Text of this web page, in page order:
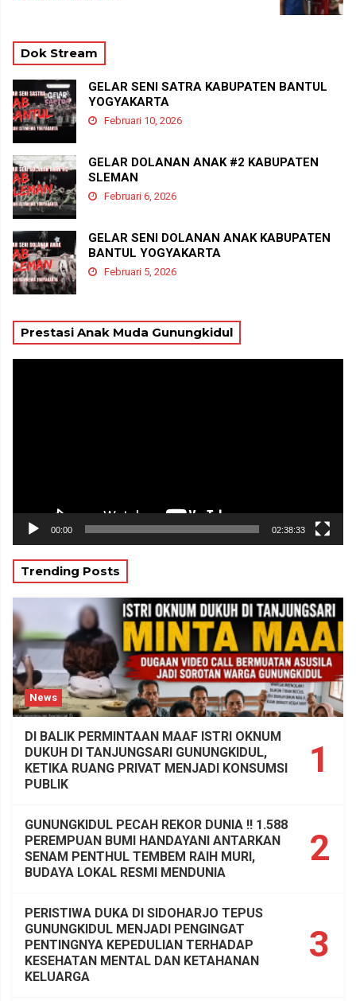
Dok Stream
GELAR SENI SATRA KABUPATEN BANTUL
YOGYAKARTA
Februari 10, 2026
GELAR DOLANAN ANAK #2 KABUPATEN
SLEMAN
Februari 6, 2026
GELAR SENI DOLANAN ANAK KABUPATEN
BANTUL YOGYAKARTA
Februari 5, 2026
Prestasi Anak Muda Gunungkidul
00:00 02:38:33
Trending Posts
News
1
DI BALIK PERMINTAAN MAAF ISTRI OKNUM
DUKUH DI TANJUNGSARI GUNUNGKIDUL,
KETIKA RUANG PRIVAT MENJADI KONSUMSI
PUBLIK
2
GUNUNGKIDUL PECAH REKOR DUNIA !! 1.588
PEREMPUAN BUMI HANDAYANI ANTARKAN
SENAM PENTHUL TEMBEM RAIH MURI,
BUDAYA LOKAL RESMI MENDUNIA
3
PERISTIWA DUKA DI SIDOHARJO TEPUS
GUNUNGKIDUL MENJADI PENGINGAT
PENTINGNYA KEPEDULIAN TERHADAP
KESEHATAN MENTAL DAN KETAHANAN
KELUARGA